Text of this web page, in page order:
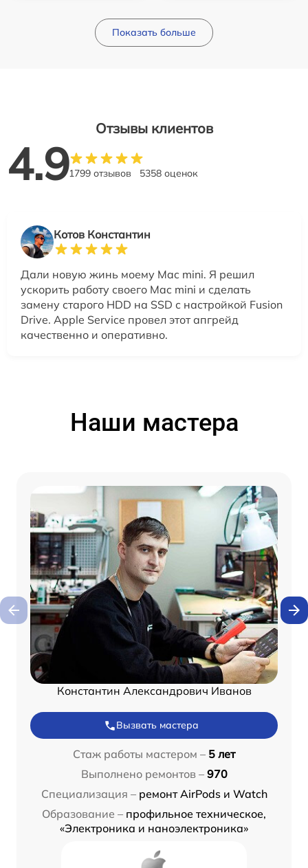
Показать больше
Отзывы клиентов
4.91799 отзывов 5358 оценок
Котов Константин
Дали новую жинь моему Mac mini. Я решил
ускорить работу своего Mac mini и сделать
замену старого HDD на SSD с настройкой Fusion
Drive. Apple Service провел этот апгрейд
качественно и оперативно.
Наши мастера
Константин Александрович Иванов
Вызвать мастера
Стаж работы мастером – 5 лет
Выполнено ремонтов – 970
Специализация – ремонт AirPods и Watch
Образование – профильное техническое,
«Электроника и наноэлектроника»